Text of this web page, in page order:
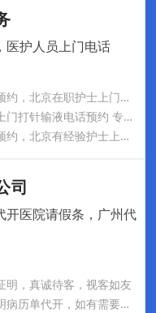
医护人员上门电话
北京在职护士上门输液港维护电话预约，北京在职护士上门更换鼻饲管胃管电话预约，北京在职护士上门更换尿管电话预约
快手北京丰台家庭移动护理站护士上门打针输液电话预约 专业服务 收费合理
北京有经验护士上门褥疮处理电话预约，北京有经验护士上门气切患者护理电话预约，北京有经验护士上门吸痰排痰护理电话预约
司
开医院请假条，广州代
明，真诚待客，视客如友
代开广州医院证明，开医院诊断证明病历单代开，如有需要，敬请联系